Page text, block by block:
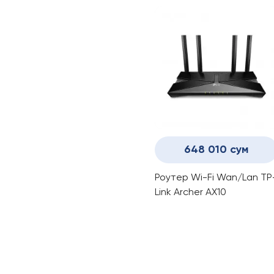
648 010 сум
Роутер Wi-Fi Wan/Lan
Link Archer AX10